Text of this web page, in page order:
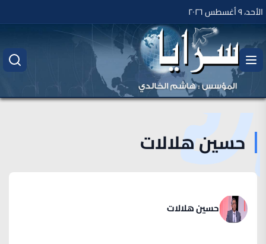
الأحد، ٩ أغسطس ٢٠٢٦
حسين هلالات
حسين هلالات